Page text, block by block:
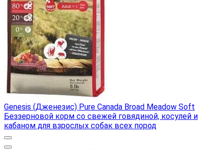
Genesis (Дженезис) Pure Canada Broad Meadow Soft
Беззерновой корм со свежей говядиной, косулей и
кабаном для взрослых собак всех пород